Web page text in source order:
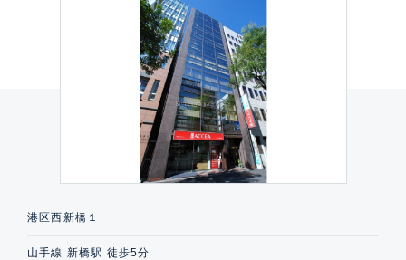
港区西新橋１
山手線 新橋駅 徒歩5分